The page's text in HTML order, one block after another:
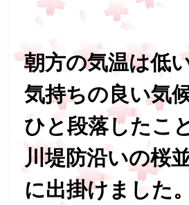
朝方の気温は低
気持ちの良い気
ひと段落したこ
川堤防沿いの桜
に出掛けました